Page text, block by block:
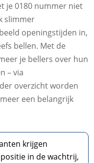
je 0180 nummer niet
slimmer
openingstijden in,
bellen. Met de
je bellers over hun
– via
overzicht worden
een belangrijk
krijgen
in de wachtrij,